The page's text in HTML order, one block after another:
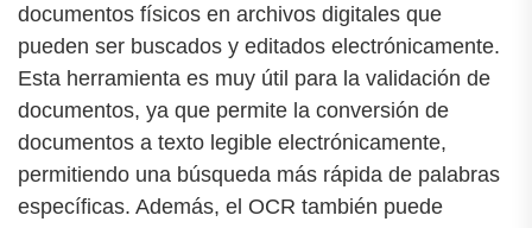
documentos físicos en archivos digitales que
pueden ser buscados y editados electrónicamente.
Esta herramienta es muy útil para la validación de
documentos, ya que permite la conversión de
documentos a texto legible electrónicamente,
permitiendo una búsqueda más rápida de palabras
específicas. Además, el OCR también puede